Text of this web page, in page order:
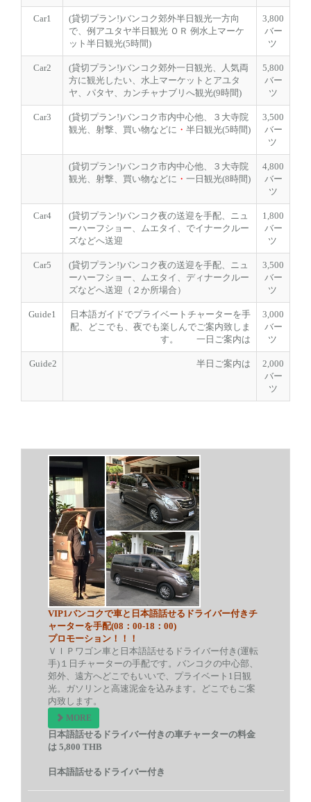
Car1
(貸切プラン!)バンコク郊外半日観光一方向
で、例アユタヤ半日観光 ＯＲ 例水上マーケ
ット半日観光(5時間)
3,800
バー
ツ
Car2
(貸切プラン!)バンコク郊外一日観光、人気両
方に観光したい、水上マーケットとアユタ
ヤ、パタヤ、カンチャナブリへ観光(9時間)
5,800
バー
ツ
Car3
(貸切プラン!)バンコク市内中心他、３大寺院
観光、射撃、買い物などに ・ 半日観光(5時間)
3,500
バー
ツ
(貸切プラン!)バンコク市内中心他、３大寺院
観光、射撃、買い物などに ・ 一日観光(8時間)
4,800
バー
ツ
Car4
(貸切プラン!)バンコク夜の送迎を手配、ニュ
ーハーフショー、ムエタイ、でイナークルー
ズなどへ送迎
1,800
バー
ツ
Car5
(貸切プラン!)バンコク夜の送迎を手配、ニュ
ーハーフショー、ムエタイ、ディナークルー
ズなどへ送迎（２か所場合）
3,500
バー
ツ
Guide1
日本語ガイドでプライベートチャーターを手
配、どこでも、夜でも楽しんでご案内致しま
す。 一日ご案内は
3,000
バー
ツ
Guide2 半日ご案内は
2,000
バー
ツ
VIP1バンコクで車と日本語話せるドライバー付きチ
ャーターを手配(08：00-18：00)
プロモーション！！！
ＶＩＰワゴン車と日本語話せるドライバー付き(運転
手)１日チャーターの手配です。バンコクの中心部、
郊外、遠方へどこでもいいで、プライベート1日観
光。ガソリンと高速泥金を込みます。どこでもご案
内致します。
MORE
日本語話せるドライバー付きの車チャーターの料金
は 5,800 THB
日本語話せるドライバー付き